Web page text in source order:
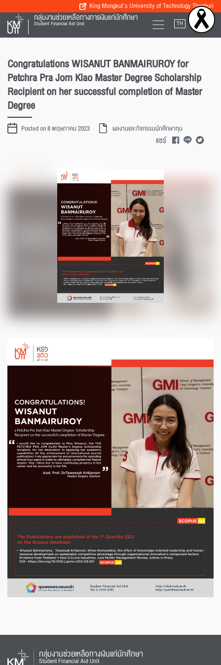
King Mongkut’s University of Technology Thonburi
กลุ่มงานช่วยเหลือทางการเงินแก่นักศึกษา
Student Financial Aid Unit TH EN
Congratulations WISANUT BANMAIRUROY for
Petchra Pra Jom Klao Master Degree Scholarship
Recipient on her successful completion of Master
Degree
Posted on 8 พฤษภาคม 2023 ผลงานและกิจกรรมนักศึกษาทุน
แชร์
กลุ่มงานช่วยเหลือทางเงินแก่นักศึกษา
Student Financial Aid Unit